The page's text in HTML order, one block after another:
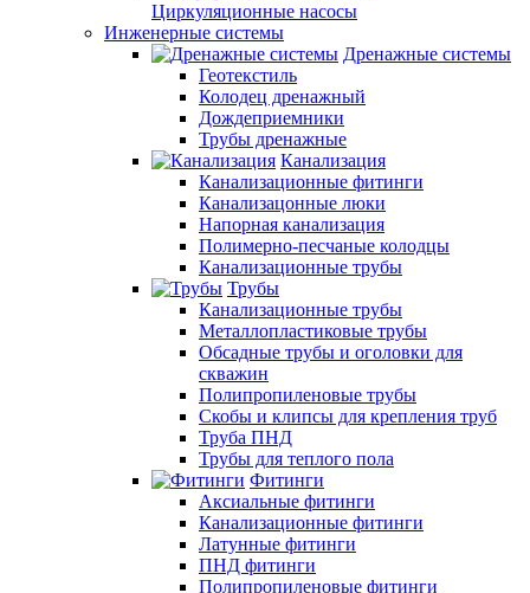
Циркуляционные насосы
Инженерные системы
Дренажные системы
Геотекстиль
Колодец дренажный
Дождеприемники
Трубы дренажные
Канализация
Канализационные фитинги
Канализацонные люки
Напорная канализация
Полимерно-песчаные колодцы
Канализационные трубы
Трубы
Канализационные трубы
Металлопластиковые трубы
Обсадные трубы и оголовки для
скважин
Полипропиленовые трубы
Скобы и клипсы для крепления труб
Труба ПНД
Трубы для теплого пола
Фитинги
Аксиальные фитинги
Канализационные фитинги
Латунные фитинги
ПНД фитинги
Полипропиленовые фитинги